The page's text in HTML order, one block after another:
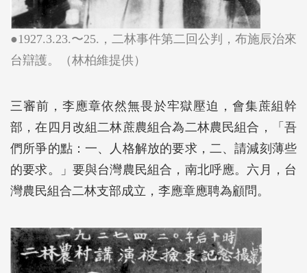
●1927.3.23.〜25.，二林事件第二回公判，布施辰治來
台辯護。（林柏維提供）
三審前，李應章依然無畏於牢獄壓迫，會集蔗組幹
部，在四月改組二林蔗農組合為二林農民組合，「吾
們所爭的點：一、人格解放的要求，二、請減刻薄些
的要求。」要與台灣農民組合，南北呼應。六月，台
灣農民組合二林支部成立，李應章應聘為顧問。